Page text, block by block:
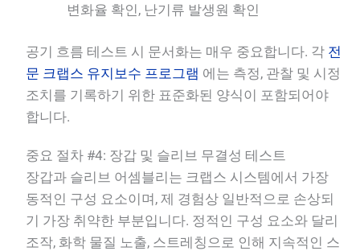
변화율 확인, 난기류 발생원 확인
공기 흐름 테스트 시 문서화는 매우 중요합니다. 각 전
문 크랩스 유지보수 프로그램 에는 측정, 관찰 및 시정
조치를 기록하기 위한 표준화된 양식이 포함되어야
합니다.
중요 절차 #4: 장갑 및 슬리브 무결성 테스트
장갑과 슬리브 어셈블리는 크랩스 시스템에서 가장
동적인 구성 요소이며, 제 경험상 일반적으로 손상되
기 가장 취약한 부분입니다. 정적인 구성 요소와 달리
조작, 화학 물질 노출, 스트레칭으로 인해 지속적인 스